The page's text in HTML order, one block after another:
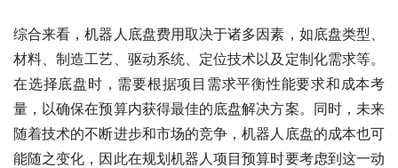
综合来看，机器人底盘费用取决于诸多因素，如底盘类型、
材料、制造工艺、驱动系统、定位技术以及定制化需求等。
在选择底盘时，需要根据项目需求平衡性能要求和成本考
量，以确保在预算内获得最佳的底盘解决方案。同时，未来
随着技术的不断进步和市场的竞争，机器人底盘的成本也可
能随之变化，因此在规划机器人项目预算时要考虑到这一动